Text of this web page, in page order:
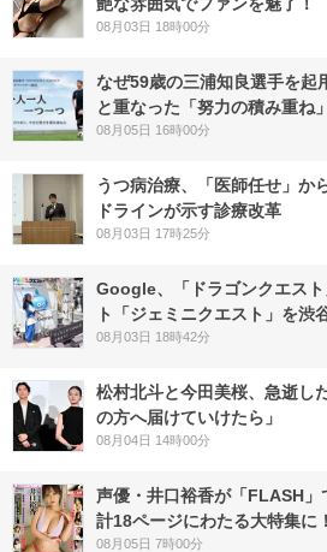
08月03日 18時00分
なぜ59歳の三浦知良選手を
と重なった「努力の積み重ね」
08月05日 16時00分
うつ病治療、「医師任せ」
ドラインが示す診療改革
08月03日 17時25分
Google、「ドラゴンクエス
ト「ジェミニクエスト」を渋
08月03日 18時42分
松村北斗と今田美桜、急逝し
の方へ届けていけたら」
08月04日 14時00分
声優・井口裕香が「FLASH」
計18ページにわたる大特集に！
08月05日 7時00分